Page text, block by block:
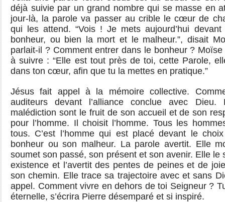
déjà suivie par un grand nombre qui se masse en
jour-là, la parole va passer au crible le cœur de
qui les attend. “Vois ! Je mets aujourd’hui
bonheur, ou bien la mort et le malheur.”, disait
parlait-il ? Comment entrer dans le bonheur ?
à suivre : “Elle est tout près de toi, cette Parole,
dans ton cœur, afin que tu la mettes en pratique.”
Jésus fait appel à la mémoire collective.
auditeurs devant l’alliance conclue avec
malédiction sont le fruit de son accueil et de son
pour l’homme. Il choisit l’homme. Tous les
tous. C’est l’homme qui est placé devant le
bonheur ou son malheur. La parole avertit. Elle
soumet son passé, son présent et son avenir. Elle le
existence et l’avertit des pentes de peines et de
son chemin. Elle trace sa trajectoire avec et sans
appel. Comment vivre en dehors de toi Seigneur ?
éternelle, s’écrira Pierre désemparé et si inspiré.